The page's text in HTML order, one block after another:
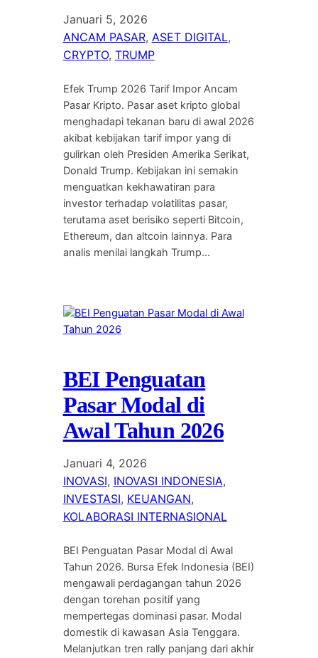
Januari 5, 2026
ANCAM PASAR, ASET DIGITAL
CRYPTO, TRUMP
Efek Trump 2026 Tarif Impor Ancam
Pasar Kripto. Pasar aset kripto global
menghadapi tekanan baru di awal 2026
akibat kebijakan tarif impor yang di
gulirkan oleh Presiden Amerika Serikat,
Donald Trump. Kebijakan ini semakin
menguatkan kekhawatiran para
investor terhadap volatilitas pasar,
terutama aset berisiko seperti Bitcoin,
Ethereum, dan altcoin lainnya. Para
analis menilai langkah Trump…
BEI Penguatan
Pasar Modal di
Awal Tahun 2026
Januari 4, 2026
INOVASI, INOVASI INDONESIA
INVESTASI, KEUANGAN
KOLABORASI INTERNASIONAL
BEI Penguatan Pasar Modal di Awal
Tahun 2026. Bursa Efek Indonesia (BEI)
mengawali perdagangan tahun 2026
dengan torehan positif yang
mempertegas dominasi pasar. Modal
domestik di kawasan Asia Tenggara.
Melanjutkan tren rally panjang dari akhir